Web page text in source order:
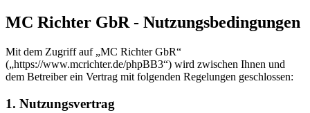
MC Richter GbR - Nutzungsbedingungen
Mit dem Zugriff auf „MC Richter GbR“
(„https://www.mcrichter.de/phpBB3“) wird zwischen Ihnen und
dem Betreiber ein Vertrag mit folgenden Regelungen geschlossen:
1. Nutzungsvertrag